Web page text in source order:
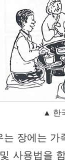
▲ 한
장에는
사용법을